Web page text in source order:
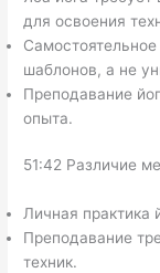
для освоения
шаблонов, а не
Преподавание
опыта.
51:42 Различие
Личная практика
Преподавание
техник.